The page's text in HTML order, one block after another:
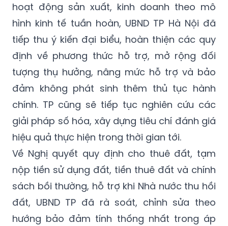
hoạt động sản xuất, kinh doanh theo mô
hình kinh tế tuần hoàn, UBND TP Hà Nội đã
tiếp thu ý kiến đại biểu, hoàn thiện các quy
định về phương thức hỗ trợ, mở rộng đối
tượng thụ hưởng, nâng mức hỗ trợ và bảo
đảm không phát sinh thêm thủ tục hành
chính. TP cũng sẽ tiếp tục nghiên cứu các
giải pháp số hóa, xây dựng tiêu chí đánh giá
hiệu quả thực hiện trong thời gian tới.
Về Nghị quyết quy định cho thuê đất, tạm
nộp tiền sử dụng đất, tiền thuê đất và chính
sách bồi thường, hỗ trợ khi Nhà nước thu hồi
đất, UBND TP đã rà soát, chỉnh sửa theo
hướng bảo đảm tính thống nhất trong áp